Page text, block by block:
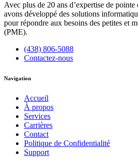
Avec plus de 20 ans d’expertise de
avons développé des solutions
pour répondre aux besoins des petites et
(PME).
(438) 806-5088
Contactez-nous
Navigation
Accueil
À propos
Services
Carrières
Contact
Politique de Confidentialité
Support